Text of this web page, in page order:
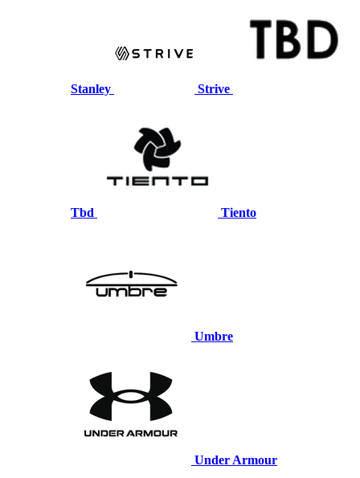
Stanley Strive
Tbd Tiento
Umbre
Under Armour